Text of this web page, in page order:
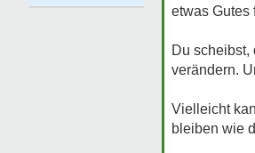
etwas Gutes
Du
verändern.
Vielleicht
bleiben wie